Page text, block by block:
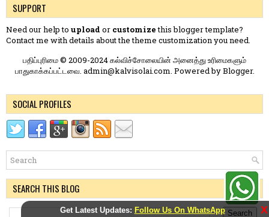
Get Latest Updates: Follow Us On WhatsApp X
SUPPORT
Need our help to upload or customizethis blogger template?
Contact me with details about the theme customization you need.
பதிப்புரிமை © 2009-2024 கல்விச்சோலையின் அனைத்து உரிமைகளும்
பாதுகாக்கப்பட்டவை. admin@kalvisolai.com. Powered byBlogger.
SOCIAL PROFILES
SEARCH THIS BLOG